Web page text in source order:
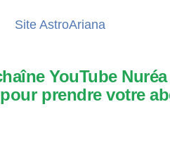
Site AstroAriana
YouTube
prendre votre